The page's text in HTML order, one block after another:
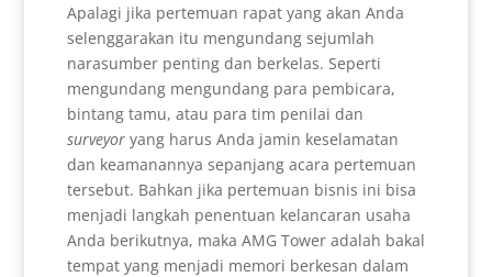
Apalagi jika pertemuan rapat yang akan Anda
selenggarakan itu mengundang sejumlah
narasumber penting dan berkelas. Seperti
mengundang mengundang para pembicara,
bintang tamu, atau para tim penilai dan
surveyoryang harus Anda jamin keselamatan
dan keamanannya sepanjang acara pertemuan
tersebut. Bahkan jika pertemuan bisnis ini bisa
menjadi langkah penentuan kelancaran usaha
Anda berikutnya, maka AMG Tower adalah bakal
tempat yang menjadi memori berkesan dalam